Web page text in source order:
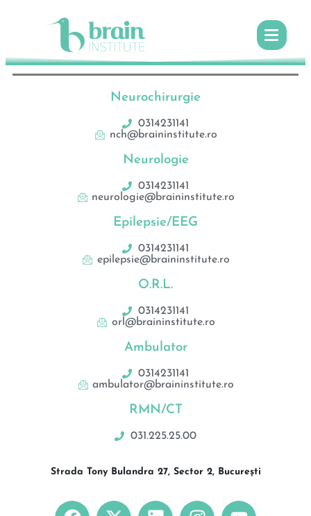
Neurochirurgie
0314231141
nch@braininstitute.ro
Neurologie
0314231141
neurologie@braininstitute.ro
Epilepsie/EEG
0314231141
epilepsie@braininstitute.ro
O.R.L.
0314231141
orl@braininstitute.ro
Ambulator
0314231141
ambulator@braininstitute.ro
RMN/CT
031.225.25.00
Strada Tony Bulandra 27, Sector 2, București